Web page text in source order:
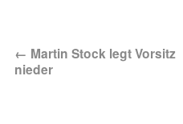
← Martin Stock legt Vorsitz
nieder